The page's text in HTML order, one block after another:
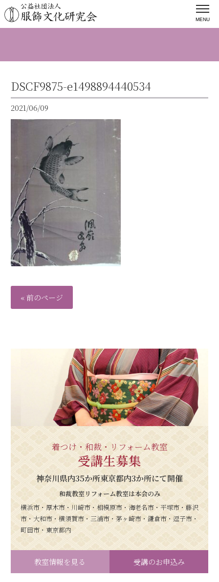
MENU
DSCF9875-e1498894440534
2021/06/09
« 前のページ
着つけ・和裁・リフォーム教室
受講生募集
神奈川県内35か所東京都内3か所にて開催
和裁教室リフォーム教室は本会のみ
横浜市・厚木市・川崎市・相模原市・海老名市・平塚市・藤沢
市・大和市・横須賀市・三浦市・茅ヶ崎市・鎌倉市・逗子市・
町田市・東京都内
教室情報を見る 受講のお申込み